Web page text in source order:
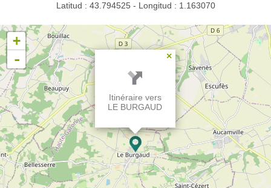
Latitud : 43.794525 - Longitud : 1.163070
×
Itinéraire vers
LE BURGAUD
+
-